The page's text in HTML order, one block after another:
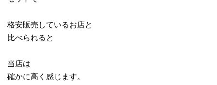
格安販売しているお店と
比べられると
当店は
確かに高く感じます。